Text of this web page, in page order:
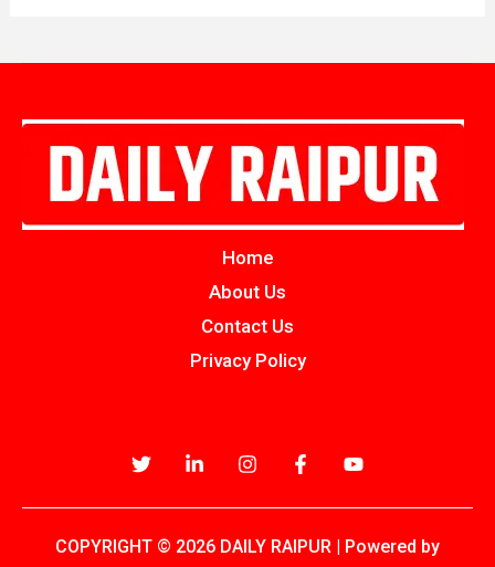
Home
About Us
Contact Us
Privacy Policy
COPYRIGHT © 2026 DAILY RAIPUR | Powered by